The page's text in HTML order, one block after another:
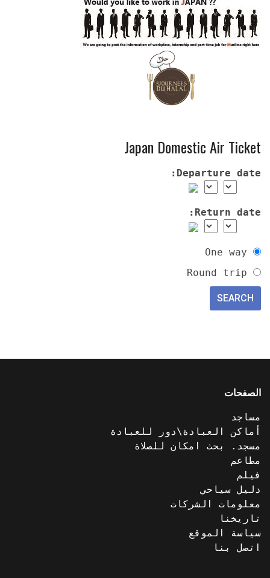
Japan Domestic Air Ticket
Departure date:
Return date:
One way
Round trip
الصفحات
مساجد
أماكن العبادة\دور للعبادة
مسجد. بحث امكان للصلاة
مطاعم
فيلم
دليل سياحي
معلومات الشركات
تاريخنا
سياسة الموقع
اتصل بنا